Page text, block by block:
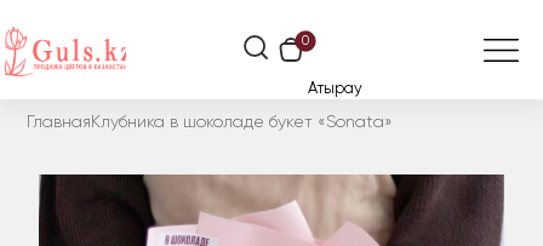
0
Атырау
Главная Клубника в шоколаде букет «Sonata»